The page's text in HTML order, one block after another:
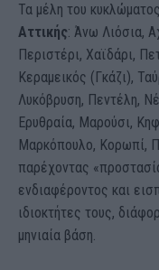
Τα μέλη του
Αττικής: Άνω Λιόσια,
Περιστέρι, Χαϊδάρι,
Κεραμεικός (Γκάζι),
Λυκόβρυση, Πεντέλη,
Ερυθραία, Μαρούσι,
Μαρκόπουλο, Κορωπί,
παρέχοντας
ενδιαφέροντος και
ιδιοκτήτες τους,
μηνιαία βάση.